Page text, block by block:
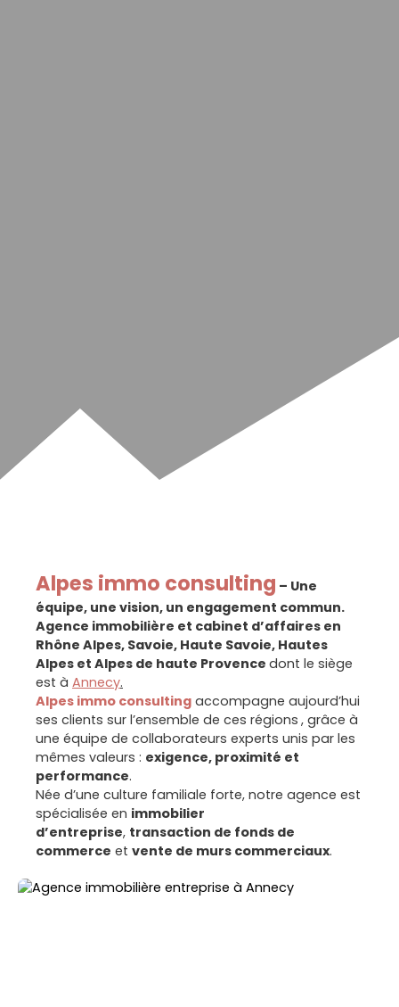
Alpes immo consulting – Une
équipe, une vision, un engagement commun.
Agence immobilière et cabinet d’affaires en
Rhône Alpes, Savoie, Haute Savoie, Hautes
Alpes et Alpes de haute Provence dont le siège
est à Annecy.
Alpes immo consulting accompagne aujourd’hui
ses clients sur l’ensemble de ces régions , grâce à
une équipe de collaborateurs experts unis par les
mêmes valeurs : exigence, proximité et
performance.
Née d’une culture familiale forte, notre agence est
spécialisée en immobilier
d’entreprise, transaction de fonds de
commerce et vente de murs commerciaux.